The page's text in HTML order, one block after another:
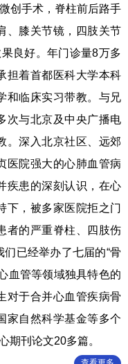
创手术，脊柱前后路手
、膝关节镜，四肢关节
良好。年门诊量8万多
担着首都医科大学本科
和临床实习带教。与兄
次与北京及中央广播电
。深入北京社区、远郊
医院强大的心肺血管病
疾患的深刻认识，在心
下，被多家医院拒之门
者的严重脊柱、四肢伤
已经举办了七届的“骨
血管等领域独具特色的
对于合并心血管疾病骨
家自然科学基金等多个
期刊论文20多篇。